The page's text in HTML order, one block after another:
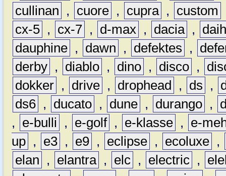
cullinan
, cuore , cupra , custom
cx-5 , cx-7 , d-max , dacia ,
dauphine , dawn , defektes ,
derby , diablo , dino , disco ,
dokker , drive , drophead , ds ,
ds6 , ducato , dune , durango ,
,
e-bulli , e-golf , e-klasse ,
e-
up , e3 , e9 , eclipse , ecoluxe ,
elan
, elantra , elc , electric ,